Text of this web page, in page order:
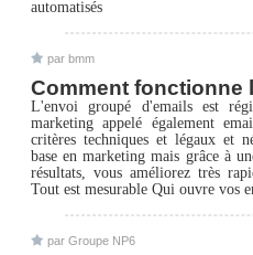
automatisés
par bmm
Comment fonctionne
L'envoi groupé d'emails est
marketing appelé également
critères techniques et légaux et
base en marketing mais grâce à
résultats, vous améliorez très
Tout est mesurable Qui ouvre vos
par Groupe NP6